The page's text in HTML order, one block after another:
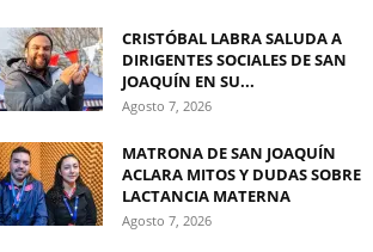
CRISTÓBAL LABRA SALUDA A
DIRIGENTES SOCIALES DE SAN
JOAQUÍN EN SU...
Agosto 7, 2026
MATRONA DE SAN JOAQUÍN
ACLARA MITOS Y DUDAS SOBRE
LACTANCIA MATERNA
Agosto 7, 2026